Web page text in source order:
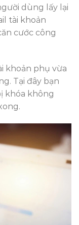
dùng lấy lại
tài khoản
cước công
khoản phụ vừa
Tại đây bạn
khóa không